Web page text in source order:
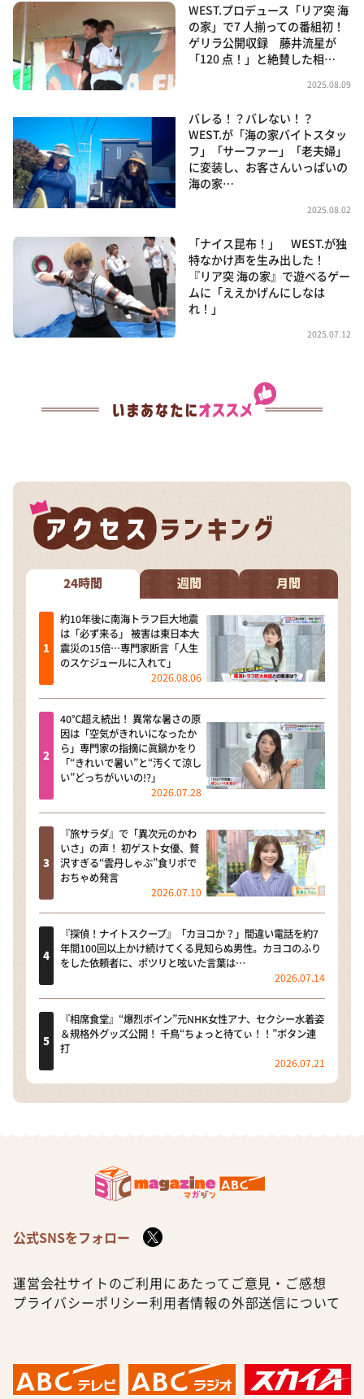
WEST.プロデュース「リア突 海
の家」で7 人揃っての番組初！
ゲリラ公開収録 藤井流星が
「120 点！」と絶賛した相…
2025.08.09
バレる！？バレない！？
WEST.が「海の家バイトスタッ
フ」「サーファー」「老夫婦」
に変装し、お客さんいっぱいの
海の家…
2025.08.02
「ナイス昆布！」 WEST.が独
特なかけ声を生み出した！
『リア突 海の家』で遊べるゲー
ムに「ええかげんにしなは
れ！」
2025.07.12
24時間 週間 月間
約10年後に南海トラフ巨大地震
は「必ず来る」 被害は東日本大
震災の15倍…専門家断言「人生
のスケジュールに入れて」
2026.08.06
40℃超え続出！ 異常な暑さの原
因は「空気がきれいになったか
ら」専門家の指摘に眞鍋かをり
「“きれいで暑い”と“汚くて涼し
い”どっちがいいの!?」
2026.07.28
『旅サラダ』で「異次元のかわ
いさ」の声！ 初ゲスト女優、贅
沢すぎる“雲丹しゃぶ”食リポで
おちゃめ発言
2026.07.10
『探偵！ナイトスクープ』「カヨコか？」間違い電話を約7
年間100回以上かけ続けてくる見知らぬ男性。カヨコのふり
をした依頼者に、ポツリと呟いた言葉は…
2026.07.14
『相席食堂』“爆烈ボイン”元NHK女性アナ、セクシー水着姿
＆規格外グッズ公開！ 千鳥“ちょっと待てぃ！！”ボタン連
打
2026.07.21
公式SNSをフォロー
運営会社サイトのご利用にあたって ご意見・ご感想
プライバシーポリシー利用者情報の外部送信について